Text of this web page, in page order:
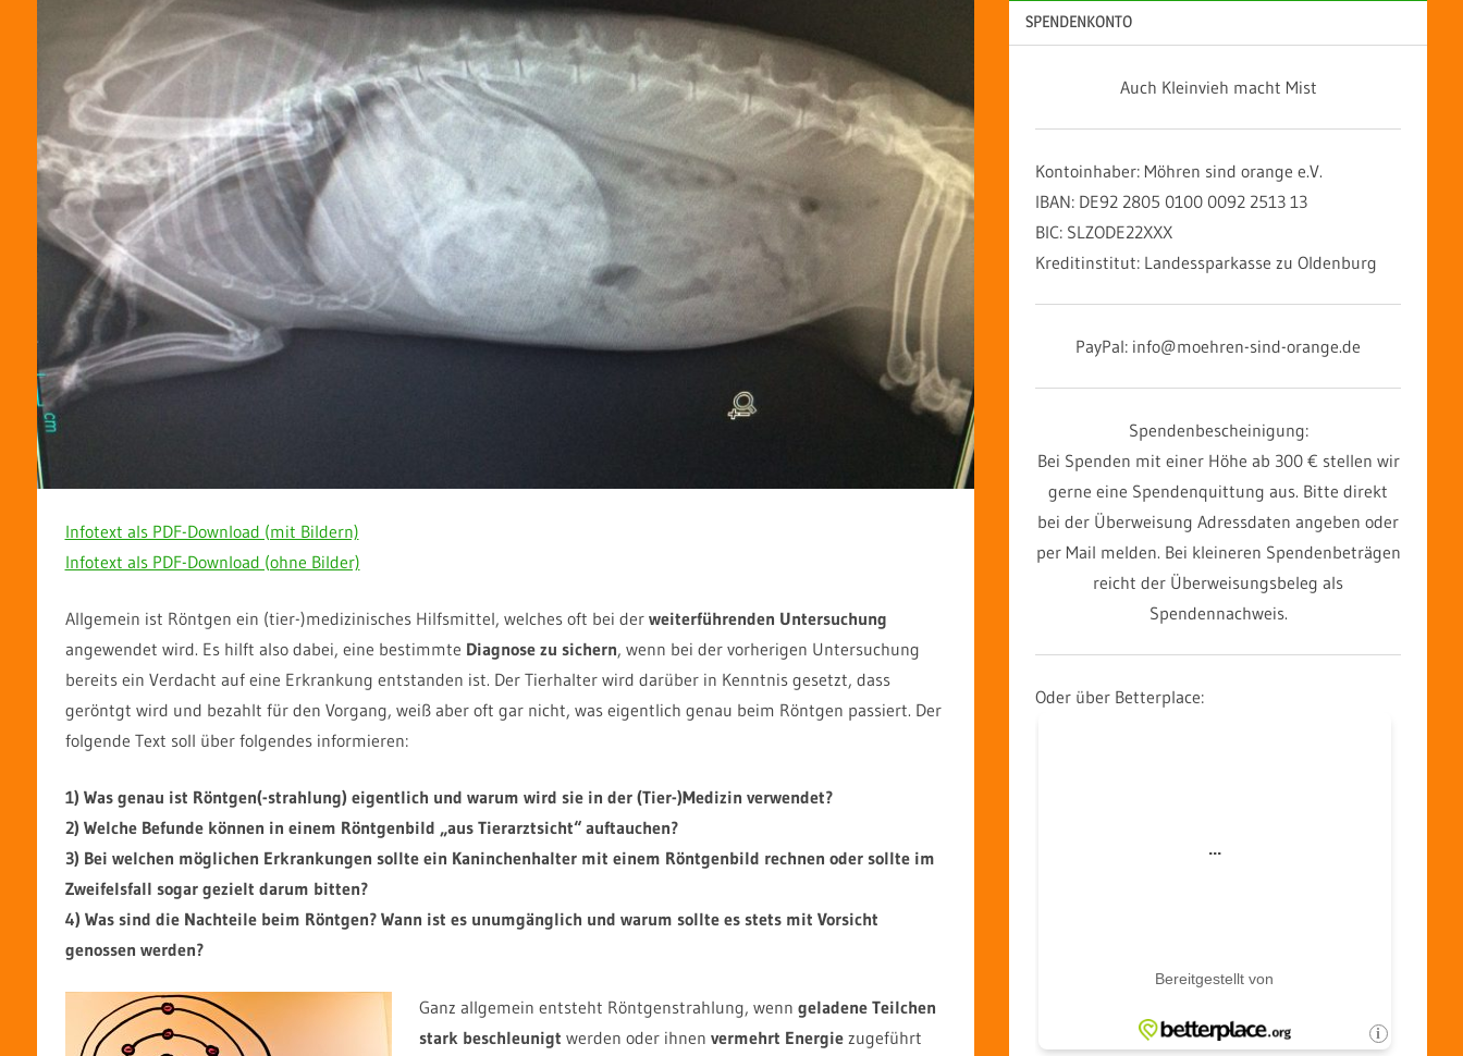
Infotext als PDF-Download (mit Bildern)
Infotext als PDF-Download (ohne Bilder)
Allgemein ist Röntgen ein (tier-)medizinisches Hilfsmittel, welches oft bei der weiterführenden Untersuchung
angewendet wird. Es hilft also dabei, eine bestimmte Diagnose zu sichern, wenn bei der vorherigen Untersuchung
bereits ein Verdacht auf eine Erkrankung entstanden ist. Der Tierhalter wird darüber in Kenntnis gesetzt, dass
geröntgt wird und bezahlt für den Vorgang, weiß aber oft gar nicht, was eigentlich genau beim Röntgen passiert. Der
folgende Text soll über folgendes informieren:
1) Was genau ist Röntgen(-strahlung) eigentlich und warum wird sie in der (Tier-)Medizin verwendet?
2) Welche Befunde können in einem Röntgenbild „aus Tierarztsicht“ auftauchen?
3) Bei welchen möglichen Erkrankungen sollte ein Kaninchenhalter mit einem Röntgenbild rechnen oder sollte im
Zweifelsfall sogar gezielt darum bitten?
4) Was sind die Nachteile beim Röntgen? Wann ist es unumgänglich und warum sollte es stets mit Vorsicht
genossen werden?
Ganz allgemein entsteht Röntgenstrahlung, wenn geladene Teilchen
stark beschleunigt werden oder ihnen vermehrt Energie zugeführt
SPENDENKONTO
Auch Kleinvieh macht Mist
Kontoinhaber: Möhren sind orange e.V.
IBAN: DE92 2805 0100 0092 2513 13
BIC: SLZODE22XXX
Kreditinstitut: Landessparkasse zu Oldenburg
PayPal: info@moehren-sind-orange.de
Spendenbescheinigung:
Bei Spenden mit einer Höhe ab 300 € stellen wir
gerne eine Spendenquittung aus. Bitte direkt
bei der Überweisung Adressdaten angeben oder
per Mail melden. Bei kleineren Spendenbeträgen
reicht der Überweisungsbeleg als
Spendennachweis.
Oder über Betterplace: